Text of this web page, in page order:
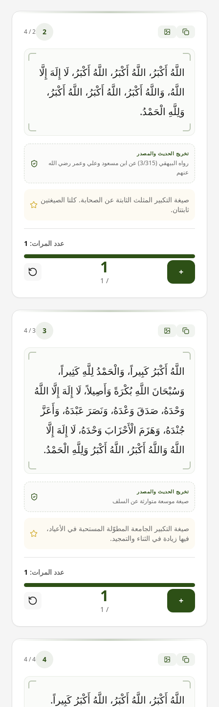
2
2
/
4
اللَّهُ أَكْبَرُ، اللَّهُ أَكْبَرُ، اللَّهُ أَكْبَرُ، لَا إِلَهَ إِلَّا
اللَّهُ، وَاللَّهُ أَكْبَرُ، اللَّهُ أَكْبَرُ، اللَّهُ أَكْبَرُ،
وَلِلَّهِ الْحَمْدُ.
تخريج الحديث والمصدر
رواه البيهقي (3/315) عن ابن مسعود وعلي وعمر رضي الله
عنهم
صيغة التكبير المثلث الثابتة عن الصحابة. كلتا الصيغتين
ثابتتان.
عدد المرات: 1
1
/
1
+
3
3
/
4
اللَّهُ أَكْبَرُ كَبِيراً، وَالْحَمْدُ لِلَّهِ كَثِيراً،
وَسُبْحَانَ اللَّهِ بُكْرَةً وَأَصِيلاً، لَا إِلَهَ إِلَّا اللَّهُ
وَحْدَهُ، صَدَقَ وَعْدَهُ، وَنَصَرَ عَبْدَهُ، وَأَعَزَّ
جُنْدَهُ، وَهَزَمَ الْأَحْزَابَ وَحْدَهُ، لَا إِلَهَ إِلَّا
اللَّهُ وَاللَّهُ أَكْبَرُ، اللَّهُ أَكْبَرُ وَلِلَّهِ الْحَمْدُ.
تخريج الحديث والمصدر
صيغة موسعة متوارثة عن السلف
صيغة التكبير الجامعة المطوّلة المستحبة في الأعياد،
فيها زيادة في الثناء والتمجيد.
عدد المرات: 1
1
/
1
+
4
4
/
4
اللَّهُ أَكْبَرُ، اللَّهُ أَكْبَرُ، اللَّهُ أَكْبَرُ كَبِيراً.